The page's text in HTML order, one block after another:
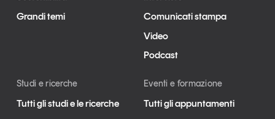
Grandi temi
Comunicati stampa
Video
Podcast
Studi e ricerche
Tutti gli studi e le ricerche
Eventi e formazione
Tutti gli appuntamenti